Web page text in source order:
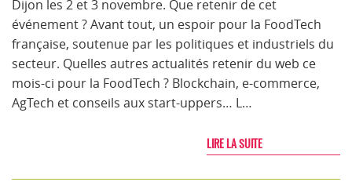
Dijon les 2 et 3 novembre. Que retenir de cet
événement ? Avant tout, un espoir pour la FoodTech
française, soutenue par les politiques et industriels du
secteur. Quelles autres actualités retenir du web ce
mois-ci pour la FoodTech ? Blockchain, e-commerce,
AgTech et conseils aux start-uppers… L…
LIRE LA SUITE